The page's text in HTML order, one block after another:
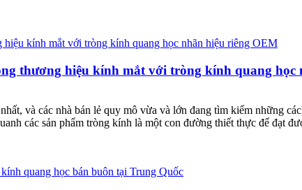
thương hiệu kính mắt với tròng kính quang học
và các nhà bán lẻ quy mô vừa và lớn đang tìm kiếm những
các sản phẩm tròng kính là một con đường thiết thực để đạt